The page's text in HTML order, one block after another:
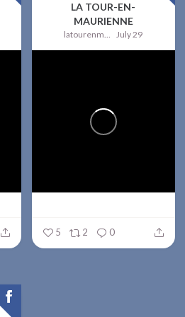
LA TOUR-EN-
MAURIENNE
latourenmaurienne July 29
5 2 0